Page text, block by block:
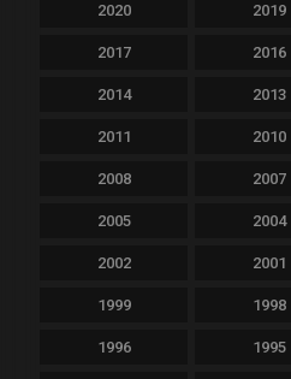
2020 2019
2017 2016
2014 2013
2011 2010
2008 2007
2005 2004
2002 2001
1999 1998
1996 1995